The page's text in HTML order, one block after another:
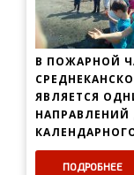
В ПОЖАРНОЙ
ЯВЛЯЕТСЯ
НАПРАВЛЕНИЙ
ПОДРОБНЕЕ